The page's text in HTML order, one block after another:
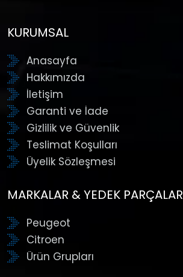
KURUMSAL
Anasayfa
Hakkımızda
İletişim
Garanti ve İade
Gizlilik ve Güvenlik
Teslimat Koşulları
Üyelik Sözleşmesi
MARKALAR & YEDEK PARÇALAR
Peugeot
Citroen
Ürün Grupları